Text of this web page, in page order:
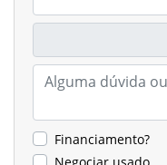
Financiamento?